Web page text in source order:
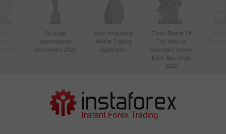
Лучшая
партнерская
программа 2020
Most Innovative
Mobile Trading
Application
Forex Broker Of
The Year на
выставке Money
Expo Abu Dhabi
2025